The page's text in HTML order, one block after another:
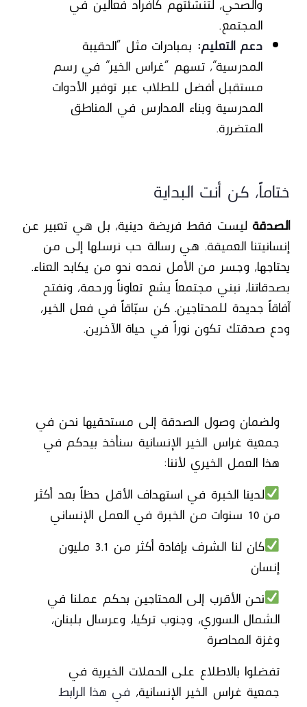
المجتمع.
دعم التعليم: بمبادرات مثل “الحقيبة
المدرسية”، تسهم “غراس الخير” في رسم
مستقبل أفضل للطلاب عبر توفير الأدوات
المدرسية وبناء المدارس في المناطق
المتضررة.
ختاماً، كن أنت البداية
الصدقة ليست فقط فريضة دينية، بل هي تعبير عن
إنسانيتنا العميقة. هي رسالة حب نرسلها إلى من
يحتاجها، وجسر من الأمل نمده نحو من يكابد العناء.
بصدقاتنا، نبني مجتمعاً يشع تعاوناً ورحمة، ونفتح
آفاقاً جديدة للمحتاجين. كن سبّاقاً في فعل الخير،
ودع صدقتك تكون نوراً في حياة الآخرين.
ولضمان وصول الصدقة إلى مستحقيها نحن في
جمعية غراس الخير الإنسانية سنأخذ بيدكم في
هذا العمل الخيري لأننا:
لدينا الخبرة في استهداف الأقل حظاً بعد أكثر
من 10 سنوات من الخبرة في العمل الإنساني
كان لنا الشرف بإفادة أكثر من 3.1 مليون
إنسان
نحن الأقرب إلى المحتاجين بحكم عملنا في
الشمال السوري، وجنوب تركيا، وعرسال بلبنان،
وغزة المحاصرة
تفضلوا بالاطلاع على الحملات الخيرية في
جمعية غراس الخير الإنسانية، في هذا الرابط